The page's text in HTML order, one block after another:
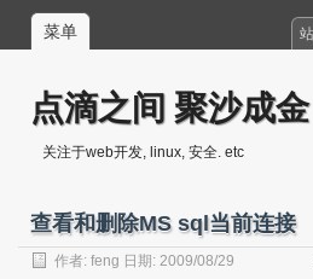
菜单
点滴之间 聚沙成金
关注于web开发, linux, 安全. etc
查看和删除MS sql当前连接
作者: feng 日期: 2009/08/29